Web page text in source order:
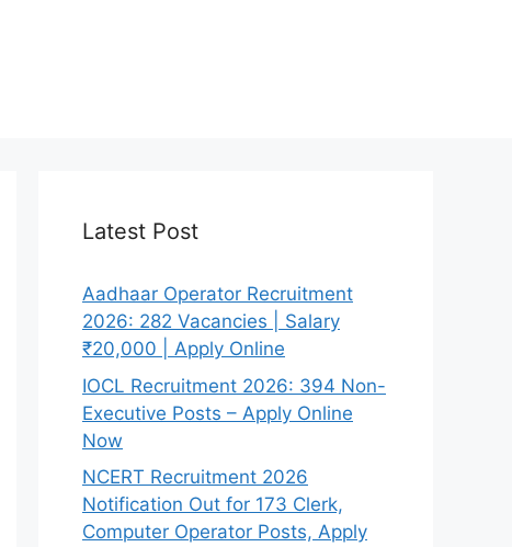
Latest Post
Aadhaar Operator Recruitment
2026: 282 Vacancies | Salary
₹20,000 | Apply Online
IOCL Recruitment 2026: 394 Non-
Executive Posts – Apply Online
Now
NCERT Recruitment 2026
Notification Out for 173 Clerk,
Computer Operator Posts, Apply